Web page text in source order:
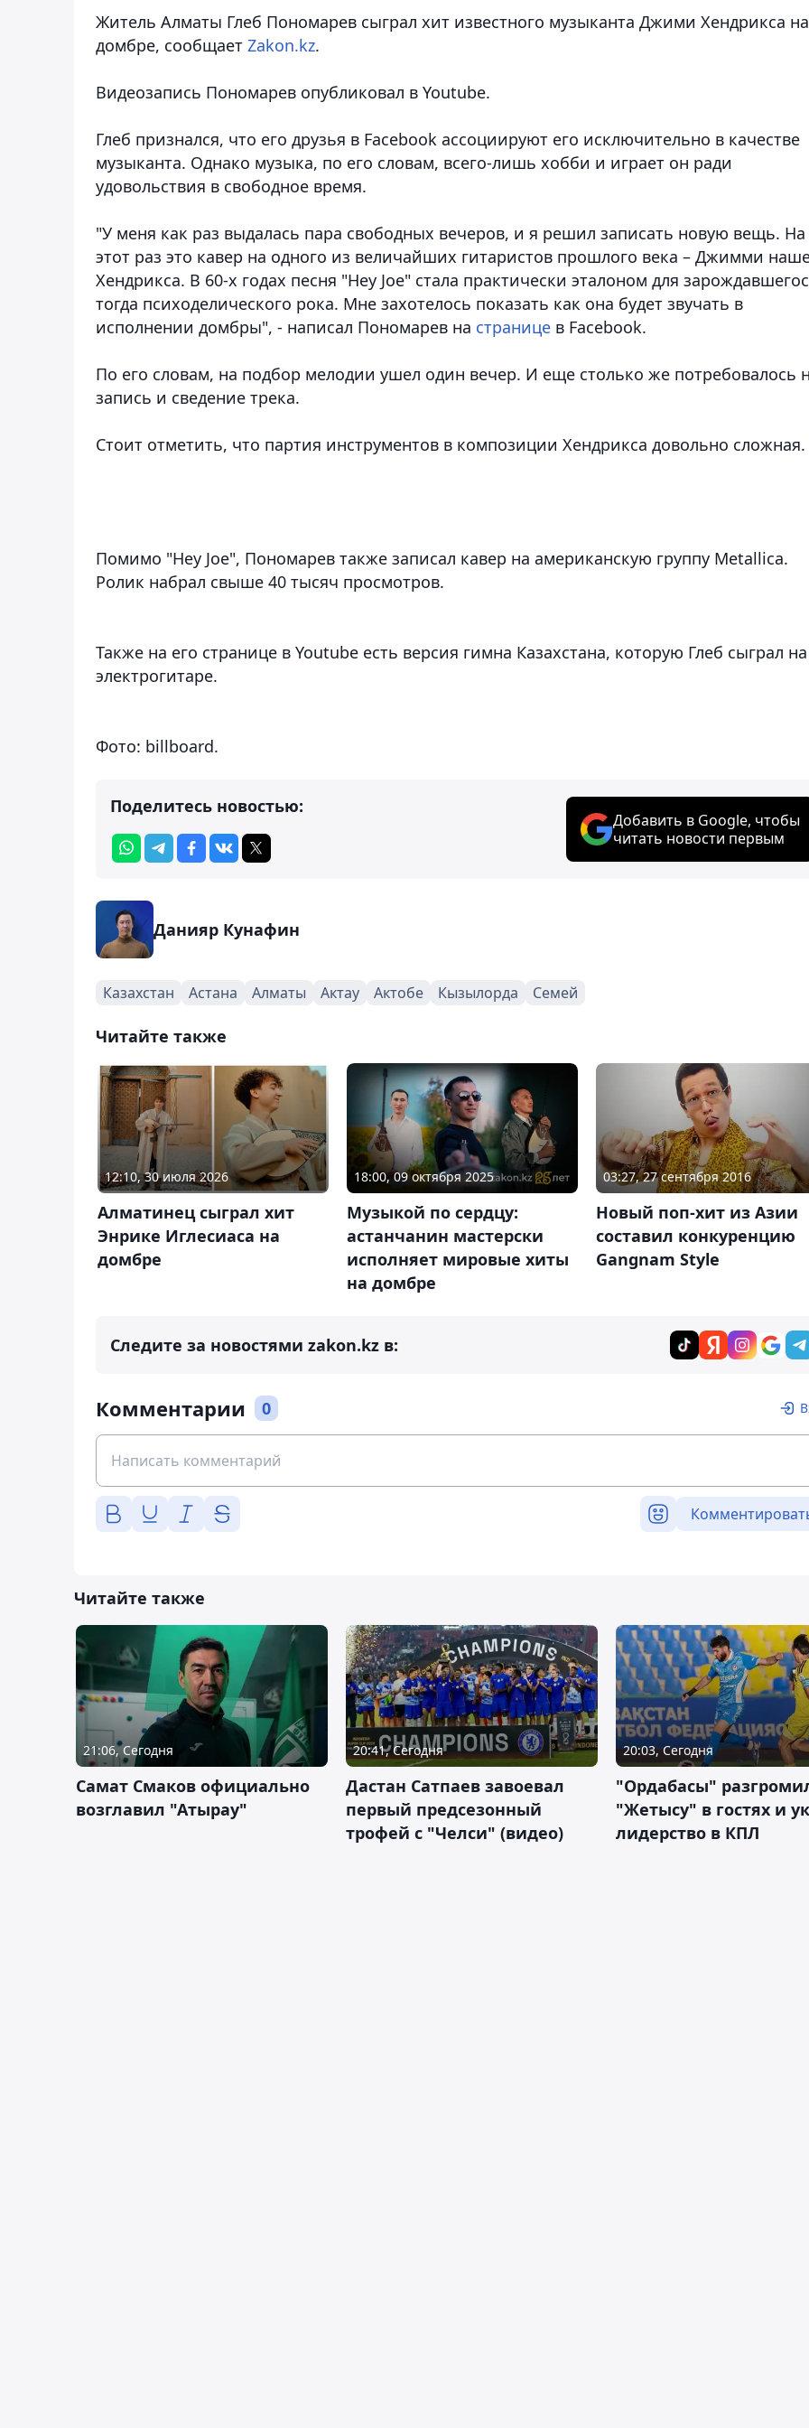
Житель Алматы Глеб Пономарев сыграл хит известного музыканта Джими Хендрикса на
домбре, сообщает Zakon.kz.
Видеозапись Пономарев опубликовал в Youtube.
Глеб признался, что его друзья в Facebook ассоциируют его исключительно в качестве
музыканта. Однако музыка, по его словам, всего-лишь хобби и играет он ради
удовольствия в свободное время.
"У меня как раз выдалась пара свободных вечеров, и я решил записать новую вещь. На
этот раз это кавер на одного из величайших гитаристов прошлого века – Джимми
Хендрикса. В 60-х годах песня "Hey Joe" стала практически эталоном для
тогда психоделического рока. Мне захотелось показать как она будет звучать в
исполнении домбры", - написал Пономарев на странице в Facebook.
По его словам, на подбор мелодии ушел один вечер. И еще столько же потребовалось
запись и сведение трека.
Стоит отметить, что партия инструментов в композиции Хендрикса довольно сложная.
Помимо "Hey Joe", Пономарев также записал кавер на американскую группу Metallica.
Ролик набрал свыше 40 тысяч просмотров.
Также на его странице в Youtube есть версия гимна Казахстана, которую Глеб сыграл на
электрогитаре.
Фото: billboard.
Поделитесь новостью:
Добавить в Google, чтобы
читать новости первым
Данияр Кунафин
Казахстан Астана Алматы Актау Актобе Кызылорда Семей
Читайте также
12:10, 30 июля 2026
Алматинец сыграл хит
Энрике Иглесиаса на
домбре
18:00, 09 октября 2025
Музыкой по сердцу:
астанчанин мастерски
исполняет мировые хиты
на домбре
03:27, 27 сентября 2016
Новый поп-хит из Азии
составил конкуренцию
Gangnam Style
Следите за новостями zakon.kz в:
Комментарии 0
Читайте также
21:06, Сегодня
Самат Смаков официально
возглавил "Атырау"
20:41, Сегодня
Дастан Сатпаев завоевал
первый предсезонный
трофей с "Челси" (видео)
20:03, Сегодня
"Ордабасы"
"Жетысу" в гостях и
лидерство в КПЛ